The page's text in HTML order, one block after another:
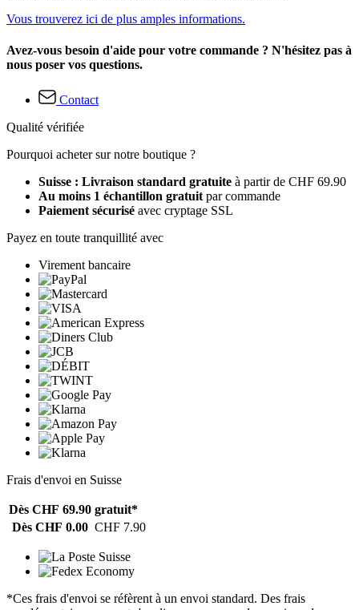
Vous trouverez ici de plus amples informations.
Avez-vous besoin d'aide pour votre commande ? N'hésitez pas à
nous poser vos questions.
Contact
Qualité vérifiée
Pourquoi acheter sur notre boutique ?
Suisse : Livraison standard gratuite à partir de CHF 69.90
Au moins 1 échantillon gratuit par commande
Paiement sécurisé avec cryptage SSL
Payez en toute tranquillité avec
Virement bancaire
Frais d'envoi en Suisse
Dès CHF 69.90 gratuit*
Dès CHF 0.00 CHF 7.90
*Ces frais d'envoi se réfèrent à un envoi standard. Des frais